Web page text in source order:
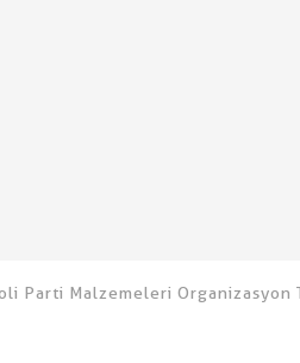
Malzemeleri Organizasyon